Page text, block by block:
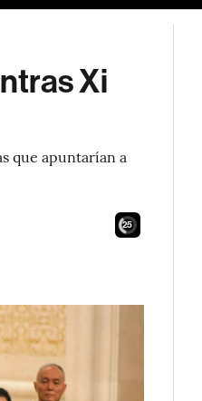
Xi
que apuntarían a
24